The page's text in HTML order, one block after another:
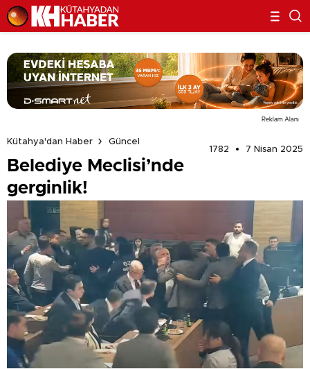
Reklam Alanı
Kütahya'dan Haber
Güncel
1782
7 Nisan 2025
Belediye Meclisi’nde
gerginlik!